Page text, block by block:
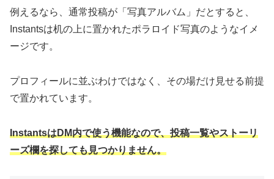
例えるなら、通常投稿が「写真アルバム」だとすると、
Instantsは机の上に置かれたポラロイド写真のようなイメ
ージです。
プロフィールに並ぶわけではなく、その場だけ見せる前提
で置かれています。
InstantsはDM内で使う機能なので、投稿一覧やストーリ
ーズ欄を探しても見つかりません。